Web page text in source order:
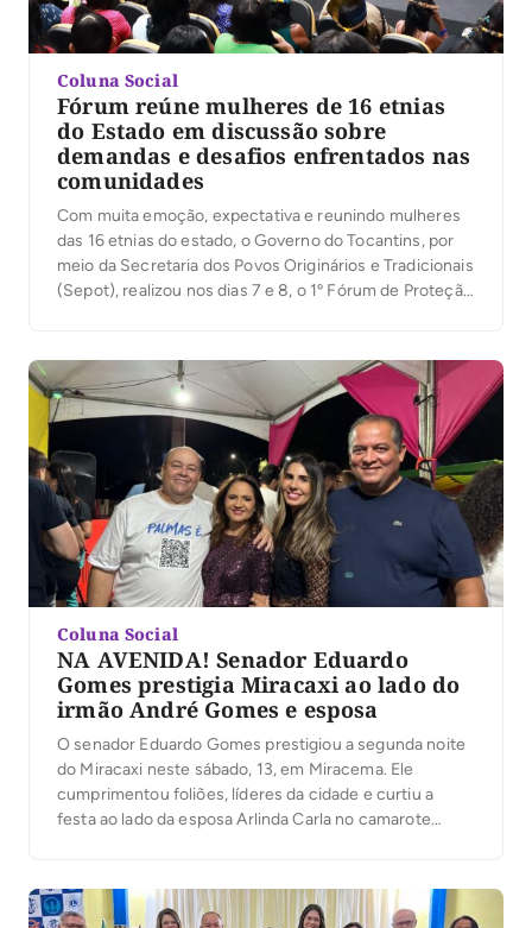
Coluna Social
Fórum reúne mulheres de 16 etnias
do Estado em discussão sobre
demandas e desafios enfrentados nas
comunidades
Com muita emoção, expectativa e reunindo mulheres
das 16 etnias do estado, o Governo do Tocantins, por
meio da Secretaria dos Povos Originários e Tradicionais
(Sepot), realizou nos dias 7 e 8, o 1º Fórum de Proteção
representantes […]
Coluna Social
NA AVENIDA! Senador Eduardo
Gomes prestigia Miracaxi ao lado do
irmão André Gomes e esposa
O senador Eduardo Gomes prestigiou a segunda noite
do Miracaxi neste sábado, 13, em Miracema. Ele
cumprimentou foliões, líderes da cidade e curtiu a
festa ao lado da esposa Arlinda Carla no camarote
André Gomes, um […]